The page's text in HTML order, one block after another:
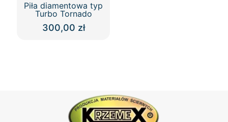
Piła diamentowa typ
Turbo Tornado
300,00 zł
wybrać
na